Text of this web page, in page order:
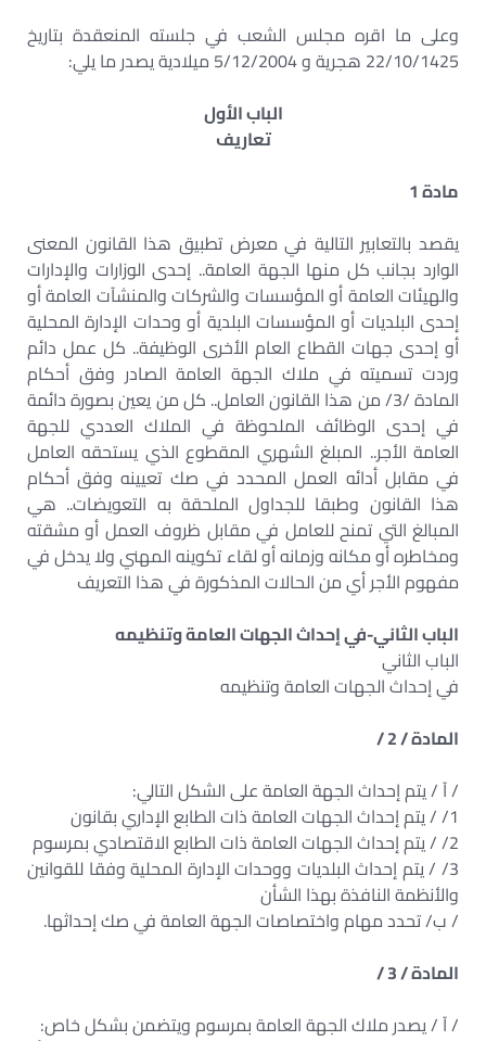
وعلى ما اقره مجلس الشعب في جلسته المنعقدة بتاريخ
22/10/1425 هجرية و 5/12/2004 ميلادية يصدر ما يلي:
الباب الأول
تعاريف
مادة 1
يقصد بالتعابير التالية في معرض تطبيق هذا القانون المعنى
الوارد بجانب كل منها الجهة العامة.. إحدى الوزارات والإدارات
والهيئات العامة أو المؤسسات والشركات والمنشآت العامة أو
إحدى البلديات أو المؤسسات البلدية أو وحدات الإدارة المحلية
أو إحدى جهات القطاع العام الأخرى الوظيفة.. كل عمل دائم
وردت تسميته في ملاك الجهة العامة الصادر وفق أحكام
المادة /3/ من هذا القانون العامل.. كل من يعين بصورة دائمة
في إحدى الوظائف الملحوظة في الملاك العددي للجهة
العامة الأجر.. المبلغ الشهري المقطوع الذي يستحقه العامل
في مقابل أدائه العمل المحدد في صك تعيينه وفق أحكام
هذا القانون وطبقا للجداول الملحقة به التعويضات.. هي
المبالغ التي تمنح للعامل في مقابل ظروف العمل أو مشقته
ومخاطره أو مكانه وزمانه أو لقاء تكوينه المهني ولا يدخل في
مفهوم الأجر أي من الحالات المذكورة في هذا التعريف
الباب الثاني-في إحداثالجهات العامة وتنظيمه
الباب الثاني
في إحداث الجهات العامة وتنظيمه
المادة / 2 /
/ آ / يتم إحداث الجهة العامة على الشكل التالي:
1/ / يتم إحداث الجهات العامة ذات الطابع الإداري بقانون
2/ / يتم إحداث الجهات العامة ذات الطابع الاقتصادي بمرسوم
3/ / يتم إحداث البلديات ووحدات الإدارة المحلية وفقا للقوانين
والأنظمة النافذة بهذا الشأن
/ ب/ تحدد مهام واختصاصات الجهة العامة في صك إحداثها.
المادة / 3 /
/ آ / يصدر ملاك الجهة العامة بمرسوم ويتضمن بشكل خاص: